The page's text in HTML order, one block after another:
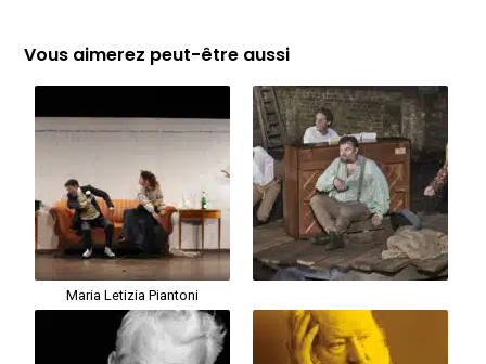
Vous aimerez peut-être aussi
Maria Letizia Piantoni